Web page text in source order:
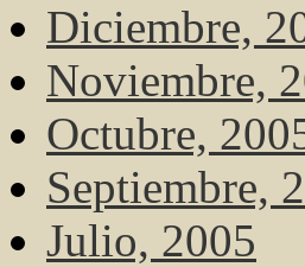
Diciembre,
Noviembre,
Octubre,
Septiembre,
Julio, 2005